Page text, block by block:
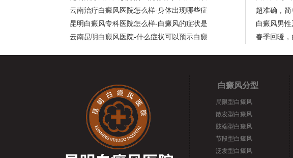
云南治疗白癜风医院怎么样-身体出现哪些症
昆明白癜风专科医院怎么样-白癜风的症状是
云南昆明白癜风医院-什么症状可以预示白癜
超准确，
白癜风男性
春季回暖
白癜风分型
局限型白癜风
散发型白癜风
肢端型白癜风
节段型白癜风
泛发型白癜风